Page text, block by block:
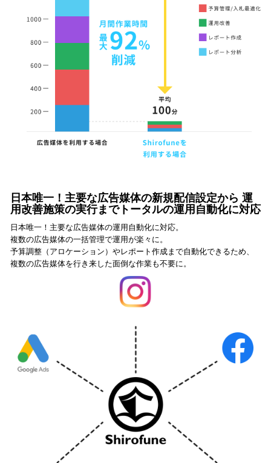
日本唯一！主要な広告媒体の新規配信設定から 運
用改善施策の実行までトータルの運用自動化に対応
日本唯一！主要な広告媒体の運用自動化に対応。
複数の広告媒体の一括管理で運用が楽々に。
予算調整（アロケーション）やレポート作成まで自動化できるため、
複数の広告媒体を行き来した面倒な作業も不要に。